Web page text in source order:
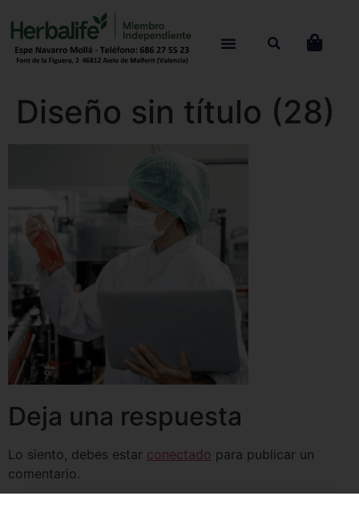
Diseño sin título (28)
Deja una respuesta
Lo siento, debes estar conectado para publicar un
comentario.